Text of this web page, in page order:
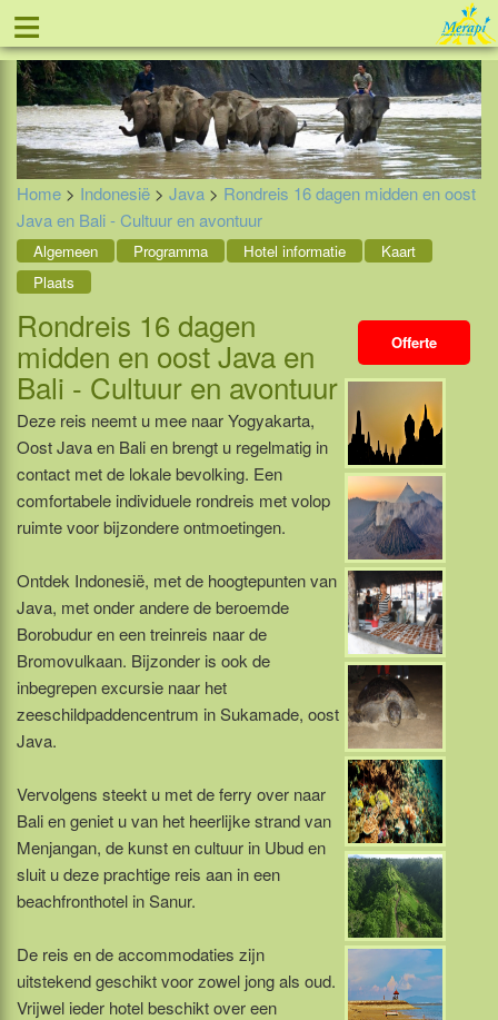
≡ Tel: 088 - 81 11 999
Home > Indonesië > Java > Rondreis 16 dagen midden en oost
Java en Bali - Cultuur en avontuur
Algemeen Programma Hotel informatie
Kaart
Plaats
Offerte
Rondreis 16 dagen
midden en oost Java en
Bali - Cultuur en avontuur
Deze reis neemt u mee naar Yogyakarta,
Oost Java en Bali en brengt u regelmatig in
contact met de lokale bevolking. Een
comfortabele individuele rondreis met volop
ruimte voor bijzondere ontmoetingen.
Ontdek Indonesië, met de hoogtepunten van
Java, met onder andere de beroemde
Borobudur en een treinreis naar de
Bromovulkaan. Bijzonder is ook de
inbegrepen excursie naar het
zeeschildpaddencentrum in Sukamade, oost
Java.
Vervolgens steekt u met de ferry over naar
Bali en geniet u van het heerlijke strand van
Menjangan, de kunst en cultuur in Ubud en
sluit u deze prachtige reis aan in een
beachfronthotel in Sanur.
De reis en de accommodaties zijn
uitstekend geschikt voor zowel jong als oud.
Vrijwel ieder hotel beschikt over een